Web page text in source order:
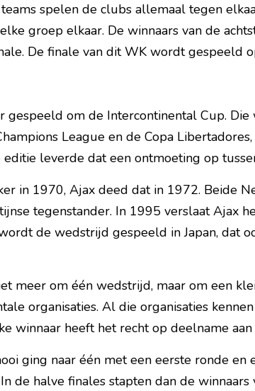
spelen de clubs allemaal tegen
groep elkaar. De winnaars van de
De finale van dit WK wordt gespeeld
om de Intercontinental Cup.
League en de Copa Libertadores,
editie leverde dat een ontmoeting op
in 1970, Ajax deed dat in 1972. Beide
tegenstander. In 1995 verslaat Ajax
de wedstrijd gespeeld in Japan, dat
meer om één wedstrijd, maar om een
organisaties. Al die organisaties
winnaar heeft het recht op deelname
ging naar één met een eerste ronde en
de halve finales stapten dan de winnaars